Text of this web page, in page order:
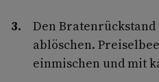
Den
ablöschen.
einmischen und mit